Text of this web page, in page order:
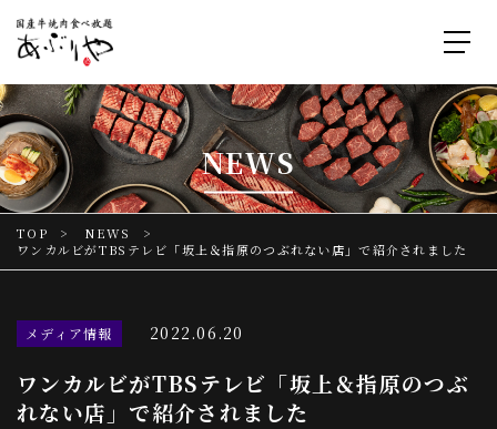
NEWS
TOP
NEWS
ワンカルビがTBSテレビ「坂上＆指原のつぶれない店」で紹介されました
メディア情報 2022.06.20
ワンカルビがTBSテレビ「坂上＆指原のつぶ
れない店」で紹介されました